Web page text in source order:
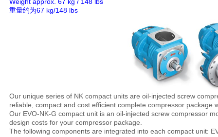
重量约为67 kg/148 lbs
Our unique series of NK compact units are oil-injected screw
reliable, compact and cost efficient complete compressor
Our EVO-NK-G compact unit is an oil-injected screw compressor
design costs for your compressor package.
The following components are integrated into each compact unit: